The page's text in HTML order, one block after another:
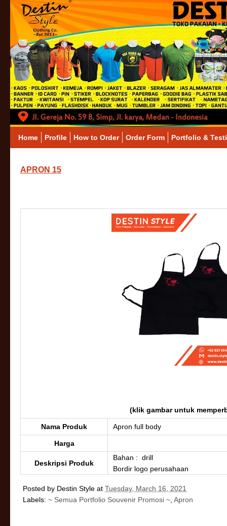
Home Profile How to Order Order Form Portfolio &
APRON 15
(klik gambar untuk
Nama Produk Apron full body
Harga
Deskripsi Produk
Bahan : drill
Bordir logo perusahaan
Posted by Destin Style at Tuesday, March 16, 2021
Labels: ~ Semua Portfolio Souvenir Promosi ~ Apron